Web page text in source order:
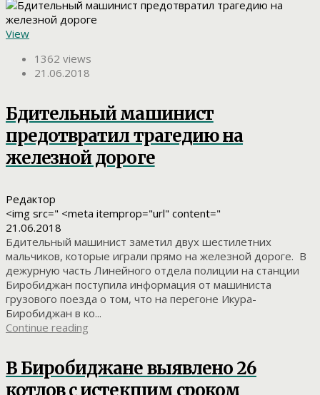
View
1362 views
21.06.2018
Бдительный машинист
предотвратил трагедию на
железной дороге
Редактор
<img src=" <meta itemprop="url" content="
21.06.2018
Бдительный машинист заметил двух шестилетних
мальчиков, которые играли прямо на железной дороге. В
дежурную часть Линейного отдела полиции на станции
Биробиджан поступила информация от машиниста
грузового поезда о том, что на перегоне Икура-
Биробиджан в ко...
Continue reading
В Биробиджане выявлено 26
котлов с истекшим сроком